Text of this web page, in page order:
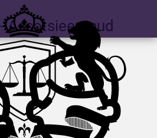
- Assotsieerunud